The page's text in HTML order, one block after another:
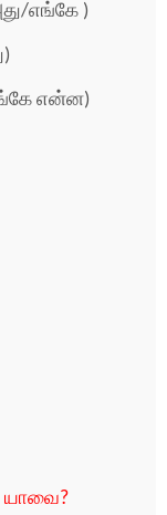
எங்கே )
என்ன)
யாவை?